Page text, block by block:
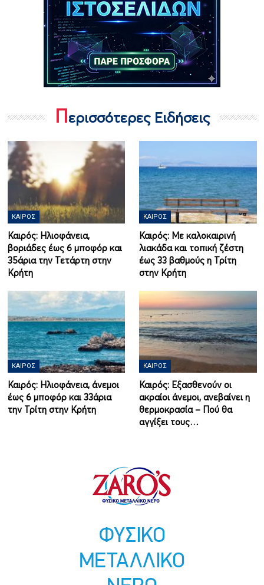
Περισσότερες Ειδήσεις
ΚΑΙΡΌΣ
Καιρός: Ηλιοφάνεια,
βοριάδες έως 6 μποφόρ και
35άρια την Τετάρτη στην
Κρήτη
ΚΑΙΡΌΣ
Καιρός: Με καλοκαιρινή
λιακάδα και τοπική ζέστη
έως 33 βαθμούς η Τρίτη
στην Κρήτη
ΚΑΙΡΌΣ
Καιρός: Ηλιοφάνεια, άνεμοι
έως 6 μποφόρ και 33άρια
την Τρίτη στην Κρήτη
ΚΑΙΡΌΣ
Καιρός: Εξασθενούν οι
ακραίοι άνεμοι, ανεβαίνει η
θερμοκρασία – Πού θα
αγγίξει τους…